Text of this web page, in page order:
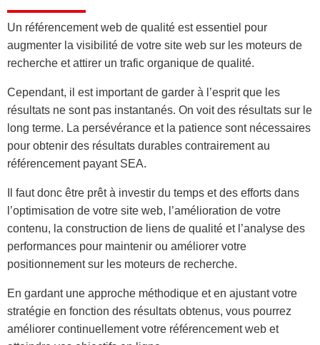
Un référencement web de qualité est essentiel pour
augmenter la visibilité de votre site web sur les moteurs de
recherche et attirer un trafic organique de qualité.
Cependant, il est important de garder à l’esprit que les
résultats ne sont pas instantanés. On voit des résultats sur le
long terme. La persévérance et la patience sont nécessaires
pour obtenir des résultats durables contrairement au
référencement payant SEA.
Il faut donc être prêt à investir du temps et des efforts dans
l’optimisation de votre site web, l’amélioration de votre
contenu, la construction de liens de qualité et l’analyse des
performances pour maintenir ou améliorer votre
positionnement sur les moteurs de recherche.
En gardant une approche méthodique et en ajustant votre
stratégie en fonction des résultats obtenus, vous pourrez
améliorer continuellement votre référencement web et